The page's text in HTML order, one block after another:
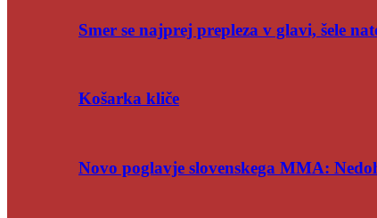
Smer se najprej prepleza v glavi, šele
Košarka kliče
Novo poglavje slovenskega MMA: